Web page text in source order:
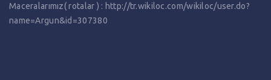
Maceralarımız( rotalar ) : http://tr.wikiloc.com/wikiloc/user.do?
name=Argun&id=307380